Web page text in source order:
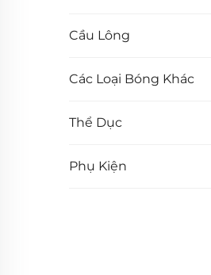
Cầu Lông
Các Loại Bóng Khác
Thể Dục
Phụ Kiện